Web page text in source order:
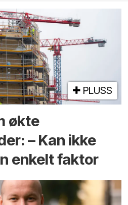
PLUSS
økte
– Kan ikke
enkelt faktor